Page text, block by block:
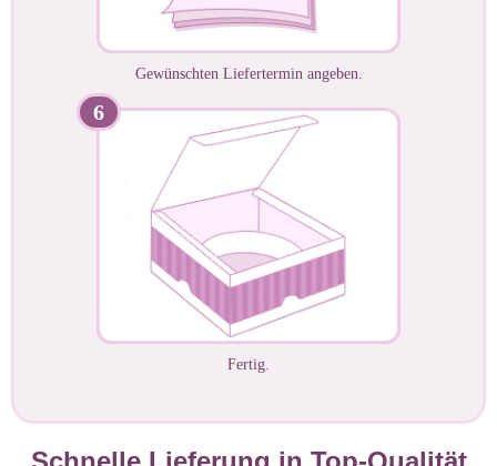
Gewünschten Liefertermin angeben.
6
Fertig.